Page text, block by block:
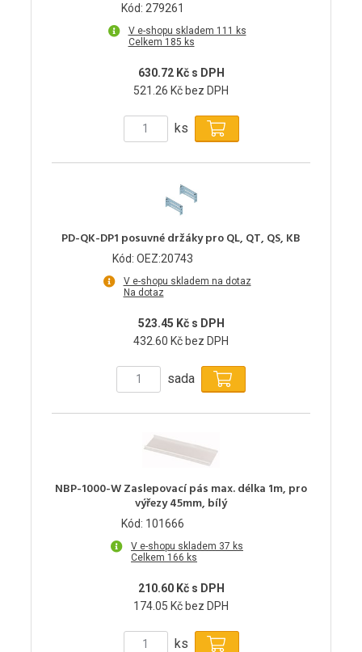
Kód: 279261
V e-shopu skladem 111 ks
Celkem 185 ks
630.72 Kč s DPH
521.26 Kč bez DPH
ks
PD-QK-DP1 posuvné držáky pro QL, QT, QS, KB
Kód: OEZ:20743
V e-shopu skladem na dotaz
Na dotaz
523.45 Kč s DPH
432.60 Kč bez DPH
sada
NBP-1000-W Zaslepovací pás max. délka 1m, pro
výřezy 45mm, bílý
Kód: 101666
V e-shopu skladem 37 ks
Celkem 166 ks
210.60 Kč s DPH
174.05 Kč bez DPH
ks